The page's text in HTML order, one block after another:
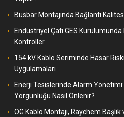
Busbar Montajında Bağlantı
Endüstriyel Çatı GES
Kontroller
154 kV Kablo Seriminde Hasar
Uygulamaları
Enerji Tesislerinde Alarm Yönetimi:
Yorgunluğu Nasıl Önlenir?
OG Kablo Montajı, Raychem